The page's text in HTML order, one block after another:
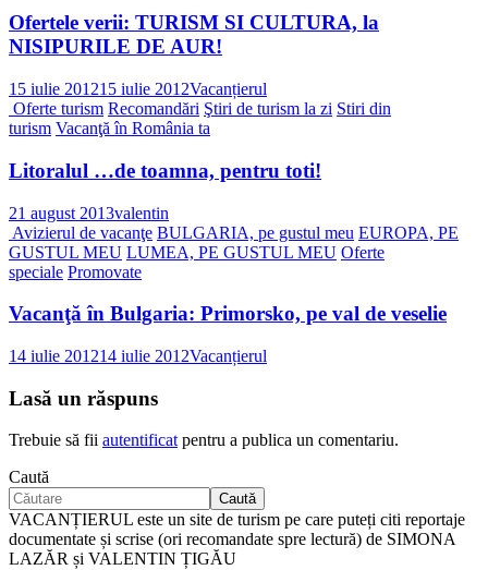
Ofertele verii: TURISM SI CULTURA, la
NISIPURILE DE AUR!
15 iulie 201215 iulie 2012Vacanțierul
Oferte turism Recomandări Ştiri de turism la zi Stiri din
turism Vacanţă în România ta
Litoralul …de toamna, pentru toti!
21 august 2013valentin
Avizierul de vacanţe BULGARIA, pe gustul meu EUROPA, PE
GUSTUL MEU LUMEA, PE GUSTUL MEU Oferte
speciale Promovate
Vacanţă în Bulgaria: Primorsko, pe val de veselie
14 iulie 201214 iulie 2012Vacanțierul
Lasă un răspuns
Trebuie să fii autentificatpentru a publica un comentariu.
Caută
Caută
VACANȚIERUL este un site de turism pe care puteți citi reportaje
documentate și scrise (ori recomandate spre lectură) de SIMONA
LAZĂR și VALENTIN ȚIGĂU